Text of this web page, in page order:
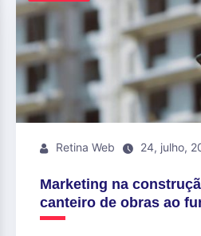
Retina Web 24, julho,
Marketing na
canteiro de obras ao